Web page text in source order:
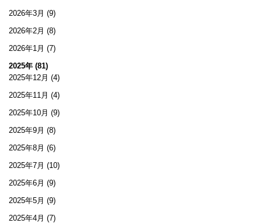
2026年3月 (9)
2026年2月 (8)
2026年1月 (7)
2025年 (81)
2025年12月 (4)
2025年11月 (4)
2025年10月 (9)
2025年9月 (8)
2025年8月 (6)
2025年7月 (10)
2025年6月 (9)
2025年5月 (9)
2025年4月 (7)